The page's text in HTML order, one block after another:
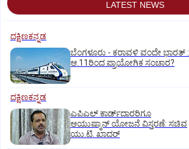
LATEST NEWS
ದಕ್ಷಿಣಕನ್ನಡ
ಬೆಂಗಳೂರು - ಕರಾವಳಿ ವಂದೇ ಭಾರತ್‌ :
ಆ.11ರಿಂದ ಪ್ರಾಯೋಗಿಕ ಸಂಚಾರ?
ದಕ್ಷಿಣಕನ್ನಡ
ಎಪಿಎಲ್‌ ಕಾರ್ಡ್‌ದಾರರಿಗೂ
ಆಯುಷ್ಮಾನ್‌ ಯೋಜನೆ ವಿಸ್ತರಣೆ: ಸಚಿವ
ಯು.ಟಿ. ಖಾದರ್